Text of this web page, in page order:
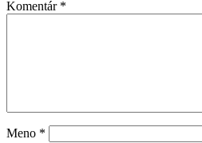
Komentár *
Meno *